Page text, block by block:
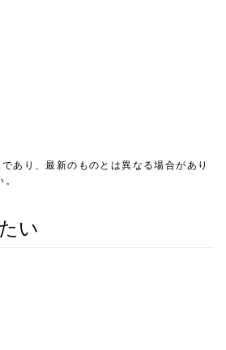
あり、最新のものとは異なる場合があり
い